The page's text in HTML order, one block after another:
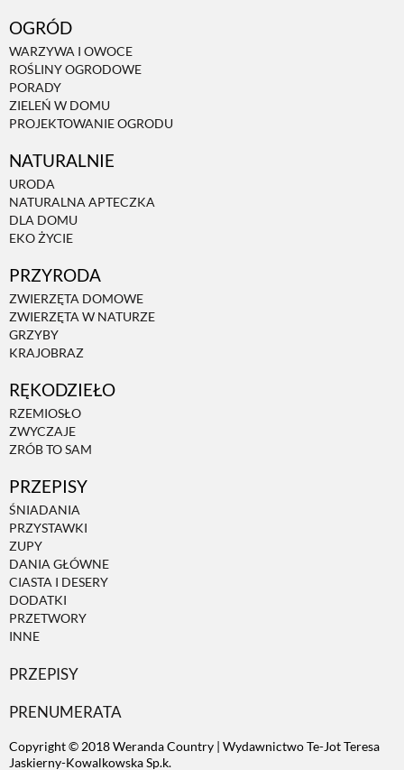
OGRÓD
WARZYWA I OWOCE
ROŚLINY OGRODOWE
PORADY
ZIELEŃ W DOMU
PROJEKTOWANIE OGRODU
NATURALNIE
URODA
NATURALNA APTECZKA
DLA DOMU
EKO ŻYCIE
PRZYRODA
ZWIERZĘTA DOMOWE
ZWIERZĘTA W NATURZE
GRZYBY
KRAJOBRAZ
RĘKODZIEŁO
RZEMIOSŁO
ZWYCZAJE
ZRÓB TO SAM
PRZEPISY
ŚNIADANIA
PRZYSTAWKI
ZUPY
DANIA GŁÓWNE
CIASTA I DESERY
DODATKI
PRZETWORY
INNE
PRZEPISY
PRENUMERATA
Copyright © 2018 Weranda Country | Wydawnictwo Te-Jot Teresa
Jaskierny-Kowalkowska Sp.k.
NATURALNA APTECZKA
ZRÓB TO SAM